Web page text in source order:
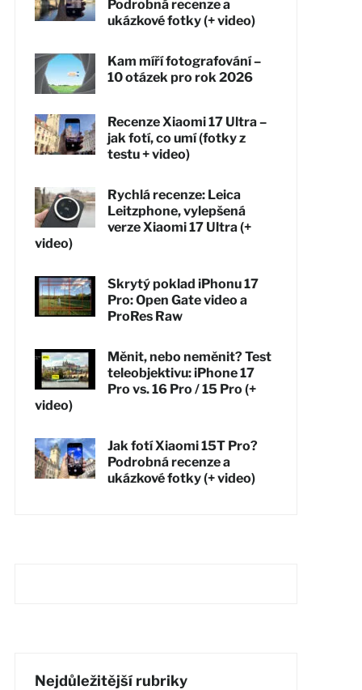
Podrobná recenze a
ukázkové fotky (+ video)
Kam míří fotografování –
10 otázek pro rok 2026
Recenze Xiaomi 17 Ultra –
jak fotí, co umí (fotky z
testu + video)
Rychlá recenze: Leica
Leitzphone, vylepšená
verze Xiaomi 17 Ultra (+
video)
Skrytý poklad iPhonu 17
Pro: Open Gate video a
ProRes Raw
Měnit, nebo neměnit? Test
teleobjektivu: iPhone 17
Pro vs. 16 Pro / 15 Pro (+
video)
Jak fotí Xiaomi 15T Pro?
Podrobná recenze a
ukázkové fotky (+ video)
Nejdůležitější rubriky